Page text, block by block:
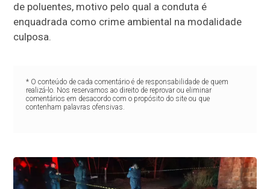
de poluentes, motivo pelo qual a conduta é
enquadrada como crime ambiental na modalidade
culposa.
* O conteúdo de cada comentário é de responsabilidade de quem
realizá-lo. Nos reservamos ao direito de reprovar ou eliminar
comentários em desacordo com o propósito do site ou que
contenham palavras ofensivas.